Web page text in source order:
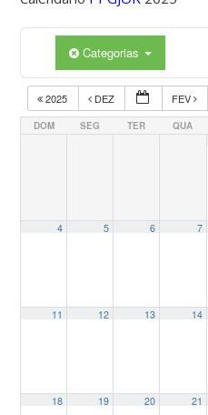
Categorias
2025 DEZ FEV
DOM SEG TER QUA
4 5 6 7
11 12 13 14
18 19 20 21